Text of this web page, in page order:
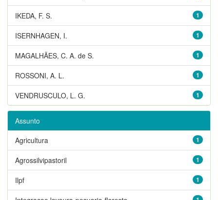
1
IKEDA, F. S.
1
ISERNHAGEN, I.
1
MAGALHÃES, C. A. de S.
1
ROSSONI, A. L.
1
VENDRUSCULO, L. G.
Assunto
1
Agricultura
1
Agrossilvipastoril
1
Ilpf